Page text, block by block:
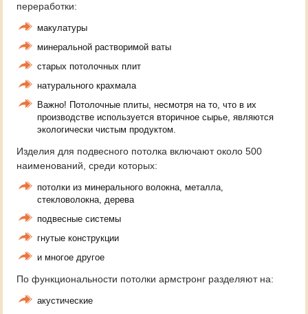
переработки:
макулатуры
минеральной растворимой ваты
старых потолочных плит
натурального крахмала
Важно! Потолочные плиты, несмотря на то, что в их
производстве используется вторичное сырье, являются
экологически чистым продуктом.
Изделия для подвесного потолка включают около 500
наименований, среди которых:
потолки из минерального волокна, металла,
стекловолокна, дерева
подвесные системы
гнутые конструкции
и многое другое
По функциональности потолки армстронг разделяют на:
акустические